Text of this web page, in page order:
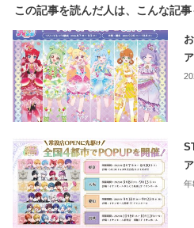
この記事を読んだ人は、こんな記事
年